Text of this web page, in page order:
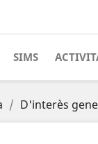
SIMS
D'interès